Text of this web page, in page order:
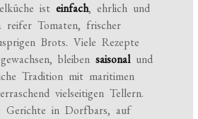
isteinfach, ehrlich und
reifer Tomaten, frischer
Brots. Viele Rezepte
bleibensaisonalund
Tradition mit maritimen
vielseitigen Tellern.
Gerichte in Dorfbars, auf